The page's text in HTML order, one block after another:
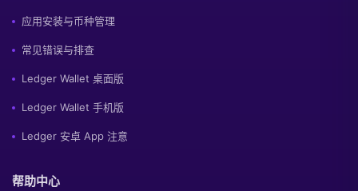
应用安装与币种管理
常见错误与排查
Ledger Wallet 桌面版
Ledger Wallet 手机版
Ledger 安卓 App 注意
帮助中心